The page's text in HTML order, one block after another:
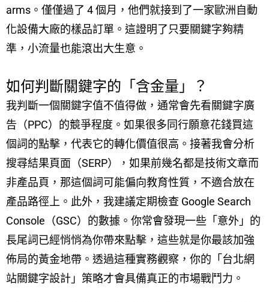
arms。僅僅過了 4 個月，他們就接到了一家歐洲自動
化設備大廠的樣品訂單。這證明了只要關鍵字夠精
準，小流量也能滾出大生意。
如何判斷關鍵字的「含金量」？
我判斷一個關鍵字值不值得做，通常會先看關鍵字廣
告（PPC）的競爭程度。如果很多同行願意花錢買這
個詞的點擊，代表它的轉化價值很高。接著我會分析
搜尋結果頁面（SERP），如果前幾名都是技術文章而
非產品頁，那這個詞可能偏向教育性質，不適合放在
產品路徑上。此外，我建議定期檢查 Google Search
Console（GSC）的數據。你常會發現一些「意外」的
長尾詞已經悄悄為你帶來點擊，這些就是你最該加強
佈局的黃金地帶。透過這種實務觀察，你的「台北網
站關鍵字設計」策略才會具備真正的市場戰鬥力。